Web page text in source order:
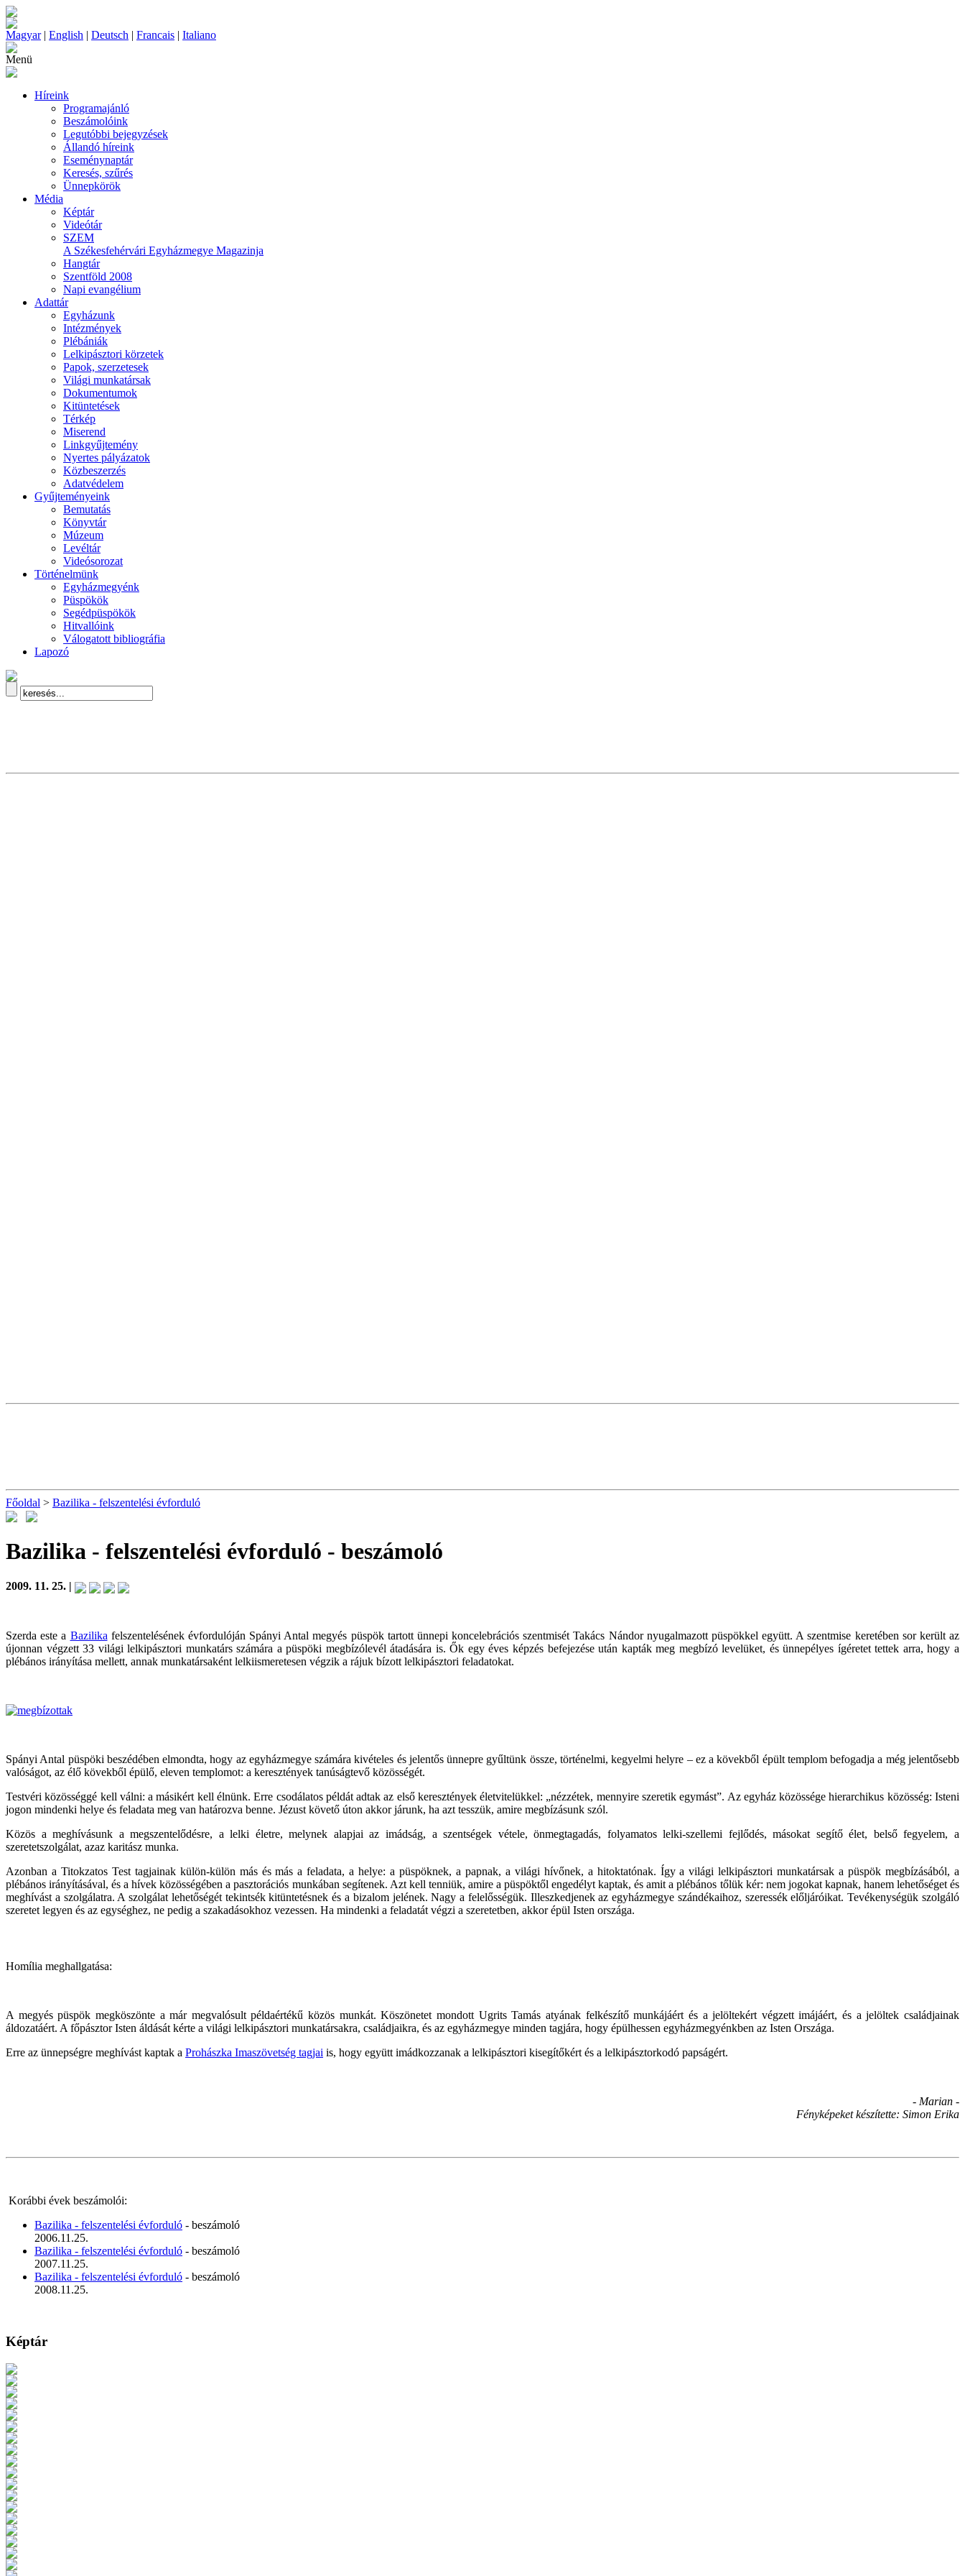
Magyar| English | Deutsch | Francais | Italiano
Menü
Híreink
Programajánló
Beszámolóink
Legutóbbi bejegyzések
Állandó híreink
Eseménynaptár
Keresés, szűrés
Ünnepkörök
Média
Képtár
Videótár
SZEM
A Székesfehérvári Egyházmegye Magazinja
Hangtár
Szentföld 2008
Napi evangélium
Adattár
Egyházunk
Intézmények
Plébániák
Lelkipásztori körzetek
Papok, szerzetesek
Világi munkatársak
Dokumentumok
Kitüntetések
Térkép
Miserend
Linkgyűjtemény
Nyertes pályázatok
Közbeszerzés
Adatvédelem
Gyűjteményeink
Bemutatás
Könyvtár
Múzeum
Levéltár
Videósorozat
Történelmünk
Egyházmegyénk
Püspökök
Segédpüspökök
Hitvallóink
Válogatott bibliográfia
Lapozó
Főoldal > Bazilika - felszentelési évforduló
Bazilika - felszentelési évforduló - beszámoló
2009. 11. 25. |
Szerda este a Bazilika felszentelésének évfordulóján Spányi Antal megyés püspök tartott ünnepi koncelebrációs szentmisét Takács Nándor nyugalmazott püspökkel együtt. A szentmise keretében sor került az
újonnan végzett 33 világi lelkipásztori munkatárs számára a püspöki megbízólevél átadására is. Ők egy éves képzés befejezése után kapták meg megbízó levelüket, és ünnepélyes ígéretet tettek arra, hogy a
plébános irányítása mellett, annak munkatársaként lelkiismeretesen végzik a rájuk bízott lelkipásztori feladatokat.
Spányi Antal püspöki beszédében elmondta, hogy az egyházmegye számára kivételes és jelentős ünnepre gyűltünk össze, történelmi, kegyelmi helyre – ez a kövekből épült templom befogadja a még jelentősebb
valóságot, az élő kövekből épülő, eleven templomot: a keresztények tanúságtevő közösségét.
Testvéri közösséggé kell válni: a másikért kell élnünk. Erre csodálatos példát adtak az első keresztények életvitelükkel: „nézzétek, mennyire szeretik egymást”. Az egyház közössége hierarchikus közösség: Isteni
jogon mindenki helye és feladata meg van határozva benne. Jézust követő úton akkor járunk, ha azt tesszük, amire megbízásunk szól.
Közös a meghívásunk a megszentelődésre, a lelki életre, melynek alapjai az imádság, a szentségek vétele, önmegtagadás, folyamatos lelki-szellemi fejlődés, másokat segítő élet, belső fegyelem, a
szeretetszolgálat, azaz karitász munka.
Azonban a Titokzatos Test tagjainak külön-külön más és más a feladata, a helye: a püspöknek, a papnak, a világi hívőnek, a hitoktatónak. Így a világi lelkipásztori munkatársak a püspök megbízásából, a
plébános irányításával, és a hívek közösségében a pasztorációs munkában segítenek. Azt kell tenniük, amire a püspöktől engedélyt kaptak, és amit a plébános tőlük kér: nem jogokat kapnak, hanem lehetőséget és
meghívást a szolgálatra. A szolgálat lehetőségét tekintsék kitüntetésnek és a bizalom jelének. Nagy a felelősségük. Illeszkedjenek az egyházmegye szándékaihoz, szeressék előljáróikat. Tevékenységük szolgáló
szeretet legyen és az egységhez, ne pedig a szakadásokhoz vezessen. Ha mindenki a feladatát végzi a szeretetben, akkor épül Isten országa.
Homília meghallgatása:
A megyés püspök megköszönte a már megvalósult példaértékű közös munkát. Köszönetet mondott Ugrits Tamás atyának felkészítő munkájáért és a jelöltekért végzett imájáért, és a jelöltek családjainak
áldozatáért. A főpásztor Isten áldását kérte a világi lelkipásztori munkatársakra, családjaikra, és az egyházmegye minden tagjára, hogy épülhessen egyházmegyénkben az Isten Országa.
Erre az ünnepségre meghívást kaptak a Prohászka Imaszövetség tagjai is, hogy együtt imádkozzanak a lelkipásztori kisegítőkért és a lelkipásztorkodó papságért.
- Marian -
Fényképeket készítette: Simon Erika
Korábbi évek beszámolói:
Bazilika - felszentelési évforduló - beszámoló
2006.11.25.
Bazilika - felszentelési évforduló - beszámoló
2007.11.25.
Bazilika - felszentelési évforduló - beszámoló
2008.11.25.
Képtár